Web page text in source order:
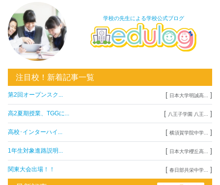
学校の先生による学校公式ブログ
注目校！新着記事一覧
第2回オープンスク... [ 日本大学明誠高... ]
高2夏期授業、TGGに... [ 八王子学園 八王... ]
高校･インターハイ... [ 横須賀学院中学... ]
1年生対象進路説明... [ 日本大学櫻丘高... ]
関東大会出場！！ [ 春日部共栄中学... ]